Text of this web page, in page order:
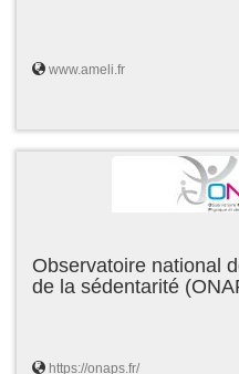
www.ameli.fr
Observatoire national
de la sédentarité
https://onaps.fr/